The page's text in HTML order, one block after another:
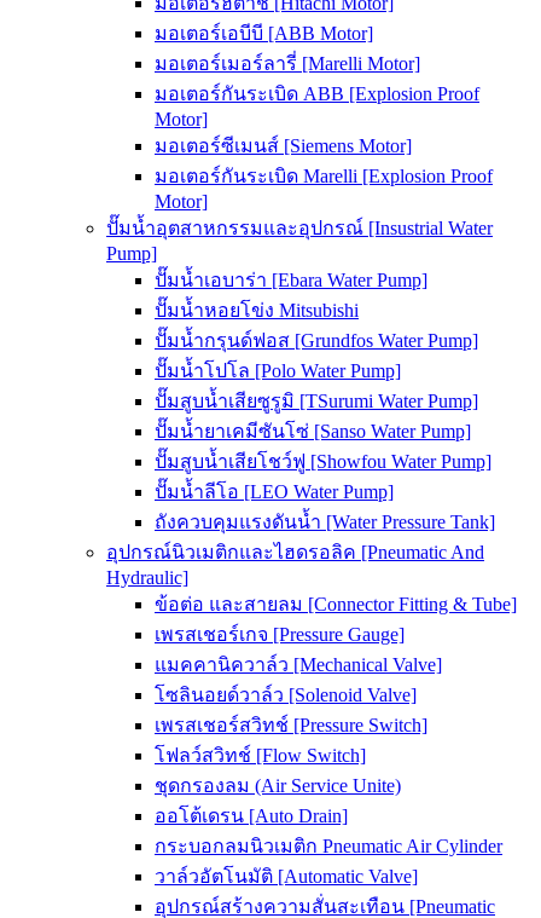
มอเตอร์เอบีบี [ABB Motor]
มอเตอร์เมอร์ลารี่ [Marelli Motor]
มอเตอร์กันระเบิด ABB [Explosion Proof
Motor]
มอเตอร์ซีเมนส์ [Siemens Motor]
มอเตอร์กันระเบิด Marelli [Explosion Proof
Motor]
ปั๊มน้ำอุตสาหกรรมและอุปกรณ์ [Insustrial Water
Pump]
ปั๊มน้ำเอบาร่า [Ebara Water Pump]
ปั๊มน้ำหอยโข่ง Mitsubishi
ปั๊มน้ำกรุนด์ฟอส [Grundfos Water Pump]
ปั๊มน้ำโปโล [Polo Water Pump]
ปั๊มสูบน้ำเสียซูรูมิ [TSurumi Water Pump]
ปั๊มน้ำยาเคมีซันโซ่ [Sanso Water Pump]
ปั๊มสูบน้ำเสียโชว์ฟู [Showfou Water Pump]
ปั๊มน้ำลีโอ [LEO Water Pump]
ถังควบคุมแรงดันน้ำ [Water Pressure Tank]
อุปกรณ์นิวเมติกและไฮดรอลิค [Pneumatic And
Hydraulic]
ข้อต่อ และสายลม [Connector Fitting & Tube]
เพรสเชอร์เกจ [Pressure Gauge]
แมคคานิควาล์ว [Mechanical Valve]
โซลินอยด์วาล์ว [Solenoid Valve]
เพรสเชอร์สวิทช์ [Pressure Switch]
โฟลว์สวิทช์ [Flow Switch]
ชุดกรองลม (Air Service Unite)
ออโต้เดรน [Auto Drain]
กระบอกลมนิวเมติก Pneumatic Air Cylinder
วาล์วอัตโนมัติ [Automatic Valve]
อุปกรณ์สร้างความสั่นสะเทือน [Pneumatic